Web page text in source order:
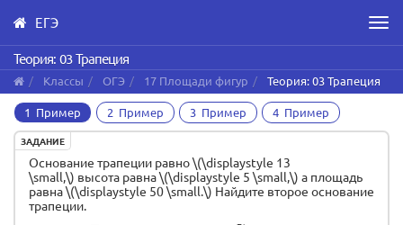
Skip
to
main
content
ЕГЭ
Теория: 03 Трапеция
Классы ОГЭ 17 Площади фигур Теория: 03 Трапеция
1 Пример 2 Пример 3 Пример 4 Пример
ЗАДАНИЕ
Основание трапеции равно \(\displaystyle 13
\small,\) высота равна \(\displaystyle 5 \small,\) а площадь
равна \(\displaystyle 50 \small.\) Найдите второе основание
трапеции.